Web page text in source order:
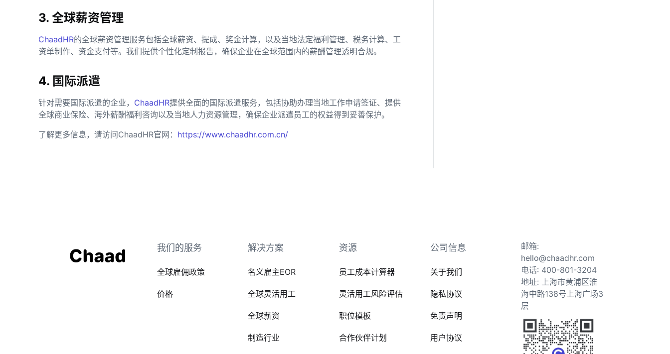
3. 全球薪资管理
ChaadHR的全球薪资管理服务包括全球薪资、提成、奖金计算，以及当地法定福利管理、税务计算、工
资单制作、资金支付等。我们提供个性化定制报告，确保企业在全球范围内的薪酬管理透明合规。
4. 国际派遣
针对需要国际派遣的企业， ChaadHR提供全面的国际派遣服务，包括协助办理当地工作申请签证、提供
全球商业保险、海外薪酬福利咨询以及当地人力资源管理，确保企业派遣员工的权益得到妥善保护。
了解更多信息，请访问ChaadHR官网： https://www.chaadhr.com.cn/
我们的服务
全球雇佣政策
价格
解决方案
名义雇主EOR
全球灵活用工
全球薪资
制造行业
资源
员工成本计算器
灵活用工风险评估
职位模板
合作伙伴计划
公司信息
关于我们
隐私协议
免责声明
用户协议
邮箱:
hello@chaadhr.com
电话: 400-801-3204
地址: 上海市黄浦区淮
海中路138号上海广场3
层